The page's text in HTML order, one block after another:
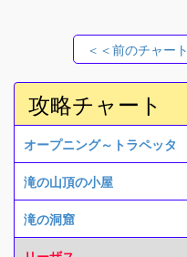
＜＜前のチャート
攻略チャート
オープニング～トラペッタ
滝の山頂の小屋
滝の洞窟